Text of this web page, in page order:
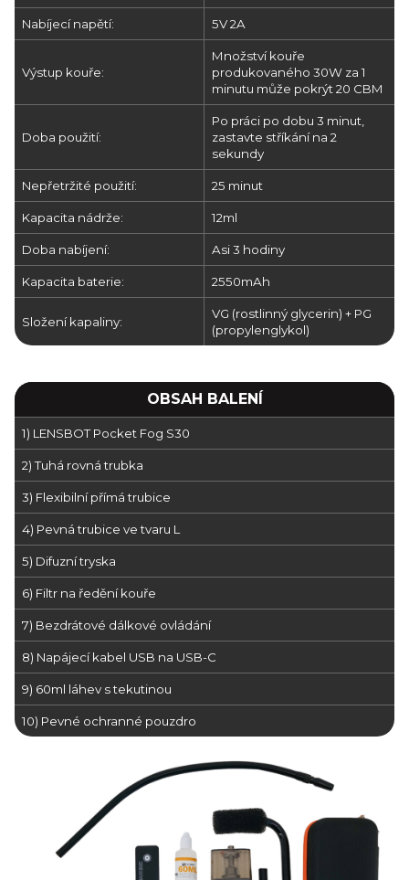
Nabíjecí napětí: 5V 2A
Výstup kouře:
Množství kouře
produkovaného 30W za 1
minutu může pokrýt 20 CBM
Doba použití:
Po práci po dobu 3 minut,
zastavte stříkání na 2
sekundy
Nepřetržité použití: 25 minut
Kapacita nádrže: 12ml
Doba nabíjení: Asi 3 hodiny
Kapacita baterie: 2550mAh
Složení kapaliny:
VG (rostlinný glycerin) + PG
(propylenglykol)
OBSAH BALENÍ
1) LENSBOT Pocket Fog S30
2) Tuhá rovná trubka
3) Flexibilní přímá trubice
4) Pevná trubice ve tvaru L
5) Difuzní tryska
6) Filtr na ředění kouře
7) Bezdrátové dálkové ovládání
8) Napájecí kabel USB na USB-C
9) 60ml láhev s tekutinou
10) Pevné ochranné pouzdro